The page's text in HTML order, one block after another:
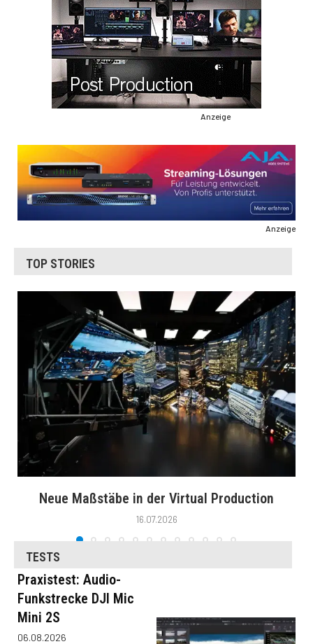
Anzeige
Anzeige
TOP STORIES
Neue Maßstäbe in der Virtual Production
16.07.2026
TESTS
Praxistest: Audio-
Funkstrecke DJI Mic
Mini 2S
06.08.2026